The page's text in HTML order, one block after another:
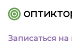
Записаться